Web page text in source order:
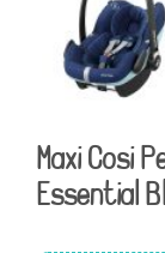
Maxi Cosi
Essential